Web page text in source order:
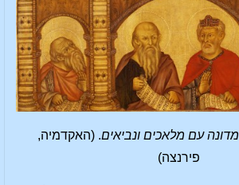
מדונה עם מלאכים ונביאים. (האקדמיה,
פירנצה)